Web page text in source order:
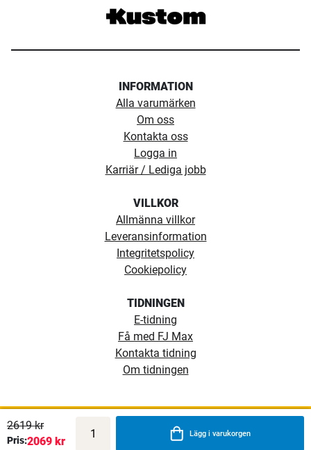
INFORMATION
Alla varumärken
Om oss
Kontakta oss
Logga in
Karriär / Lediga jobb
VILLKOR
Allmänna villkor
Leveransinformation
Integritetspolicy
Cookiepolicy
TIDNINGEN
E-tidning
Få med FJ Max
Kontakta tidning
Om tidningen
Copyright ©1974 - 2026 Fiskejournalen. Alla rättigheter reserverade
2619 kr
Pris:2069 kr
Lägg i varukorgen